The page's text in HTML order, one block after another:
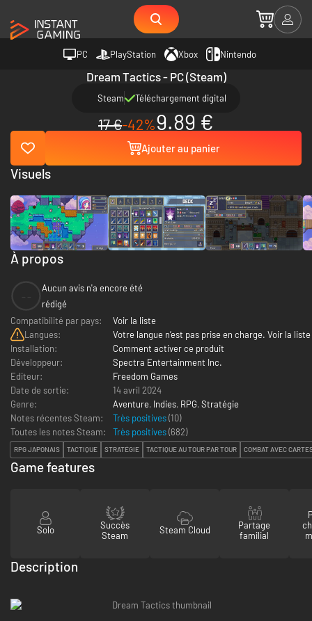
PC PlayStation Xbox Nintendo
Dream Tactics - PC (Steam)
Steam Téléchargement digital
17 €-42%9.89 €
Ajouter au panier
À propos
Aucun avis n'a encore été
rédigé
Compatibilité par pays:
Voir la liste
Langues:
Votre langue n’est pas prise en charge. Voir la liste
Installation:
Comment activer ce produit
Développeur:
Spectra Entertainment Inc.
Editeur:
Freedom Games
Date de sortie:
14 avril 2024
Genre:
Aventure, Indies, RPG, Stratégie
Notes récentes Steam:
Très positives(10)
Toutes les notes Steam:
Très positives(682)
RPG JAPONAIS TACTIQUE STRATÉGIE TACTIQUE AU TOUR PAR TOUR COMBAT AVEC
Visuels
Game features
Solo
Succès
Steam
Steam Cloud
Partage
familial
Description